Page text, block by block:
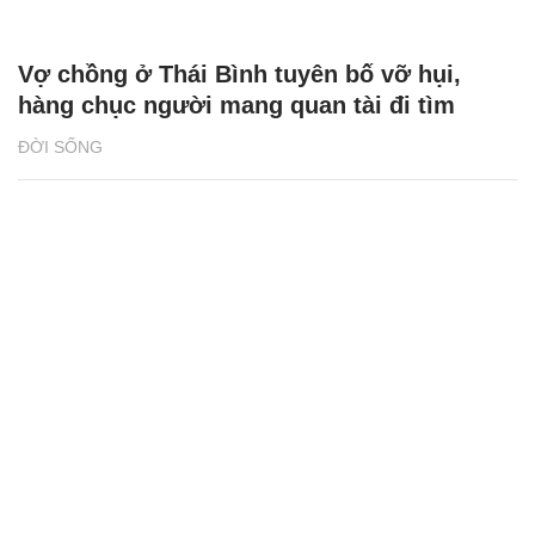
ĐỜI SỐNG
Vợ chồng ở Thái Bình tuyên bố vỡ hụi,
hàng chục người mang quan tài đi tìm